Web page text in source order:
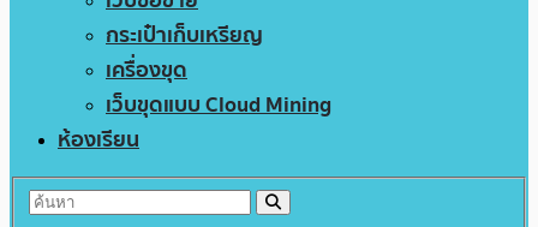
กระเป๋าเก็บเหรียญ
เครื่องขุด
เว็บขุดแบบ Cloud Mining
ห้องเรียน